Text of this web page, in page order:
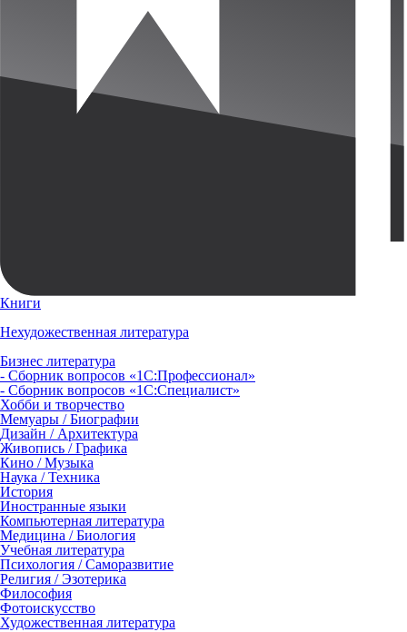
Книги
Нехудожественная литература
Бизнес литература
- Сборник вопросов «1С:Профессионал»
- Сборник вопросов «1С:Специалист»
Хобби и творчество
Мемуары / Биографии
Дизайн / Архитектура
Живопись / Графика
Кино / Музыка
Наука / Техника
История
Иностранные языки
Компьютерная литература
Медицина / Биология
Учебная литература
Психология / Саморазвитие
Религия / Эзотерика
Философия
Фотоискусство
Художественная литература